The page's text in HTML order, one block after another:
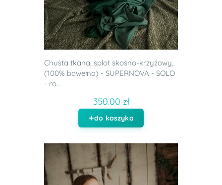
Chusta tkana, splot skośno-krzyżowy,
(100% bawełna) - SUPERNOVA - SOLO
- ro...
350.00 zł
do koszyka